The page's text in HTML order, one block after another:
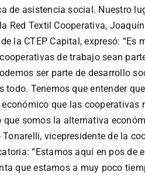
asistencia social. Nuestro
Red Textil Cooperativa,
la CTEP Capital, expresó: “Es
de trabajo sean
ser parte de desarrollo
Tenemos que entender
que las cooperativas
somos la alternativa
Tonarelli, vicepresidente de la
“Estamos aquí en pos de
que estamos a muy poco